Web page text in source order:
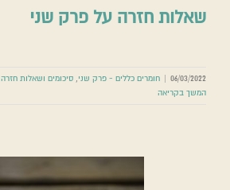
שאלות חזרה על פרק שני
06/03/2022
| חומרים כללים - פרק שני, סיכומים ושאלות חזרה
המשך בקריאה